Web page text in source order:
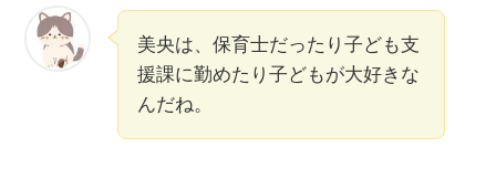
美央は、保育士だったり子ども支
援課に勤めたり子どもが大好きな
んだね。